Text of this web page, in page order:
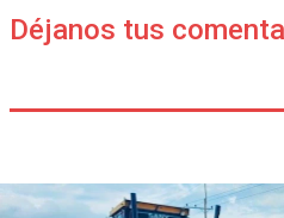
Déjanos tus